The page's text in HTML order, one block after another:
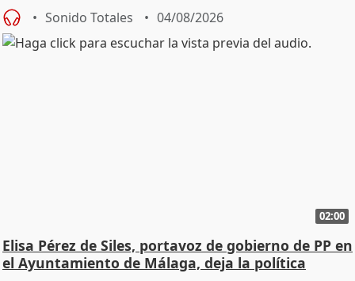
Sonido Totales 04/08/2026
02:00
Elisa Pérez de Siles, portavoz de gobierno de PP en
el Ayuntamiento de Málaga, deja la política